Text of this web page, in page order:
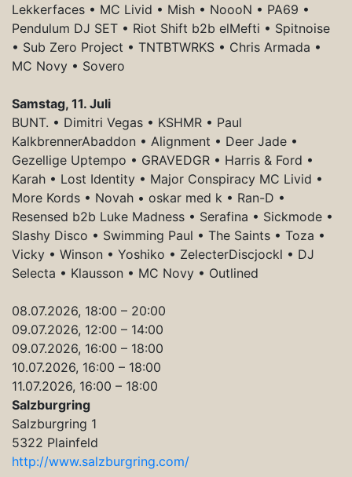
Lekkerfaces • MC Livid • Mish • NoooN • PA69 •
Pendulum DJ SET • Riot Shift b2b elMefti • Spitnoise
• Sub Zero Project • TNTBTWRKS • Chris Armada •
MC Novy • Sovero
Samstag, 11. Juli
BUNT. • Dimitri Vegas • KSHMR • Paul
KalkbrennerAbaddon • Alignment • Deer Jade •
Gezellige Uptempo • GRAVEDGR • Harris & Ford •
Karah • Lost Identity • Major Conspiracy MC Livid •
More Kords • Novah • oskar med k • Ran-D •
Resensed b2b Luke Madness • Serafina • Sickmode •
Slashy Disco • Swimming Paul • The Saints • Toza •
Vicky • Winson • Yoshiko • ZelecterDiscjockl • DJ
Selecta • Klausson • MC Novy • Outlined
08.07.2026, 18:00 – 20:00
09.07.2026, 12:00 – 14:00
09.07.2026, 16:00 – 18:00
10.07.2026, 16:00 – 18:00
11.07.2026, 16:00 – 18:00
Salzburgring
Salzburgring 1
5322 Plainfeld
http://www.salzburgring.com/